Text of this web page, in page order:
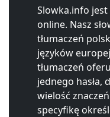
Slowka.info
online. Nasz
tłumaczeń
języków
tłumaczeń
jednego hasła,
wielość
specyfikę